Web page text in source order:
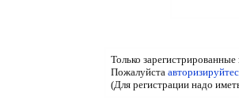
Только
Пожалуйста
(Для регистрации надо